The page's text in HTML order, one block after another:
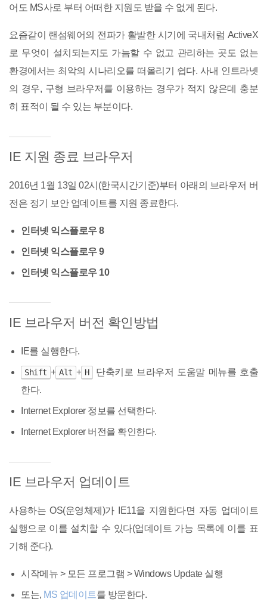
어도 MS사로 부터 어떠한 지원도 받을 수 없게 된다.
요즘같이 랜섬웨어의 전파가 활발한 시기에 국내처럼 ActiveX
로 무엇이 설치되는지도 가늠할 수 없고 관리하는 곳도 없는
환경에서는 최악의 시나리오를 떠올리기 쉽다. 사내 인트라넷
의 경우, 구형 브라우저를 이용하는 경우가 적지 않은데 충분
히 표적이 될 수 있는 부분이다.
IE 지원 종료 브라우저
2016년 1월 13일 02시(한국시간기준)부터 아래의 브라우저 버
전은 정기 보안 업데이트를 지원 종료한다.
인터넷 익스플로우 8
인터넷 익스플로우 9
인터넷 익스플로우 10
IE 브라우저 버전 확인방법
IE를 실행한다.
Shift + Alt + H
단축키로 브라우저 도움말 메뉴를 호출
한다.
Internet Explorer 정보를 선택한다.
Internet Explorer 버전을 확인한다.
IE 브라우저 업데이트
사용하는 OS(운영체제)가 IE11을 지원한다면 자동 업데이트
실행으로 이를 설치할 수 있다(업데이트 가능 목록에 이를 표
기해 준다).
시작메뉴 > 모든 프로그램 > Windows Update 실행
또는, MS 업데이트 를 방문한다.